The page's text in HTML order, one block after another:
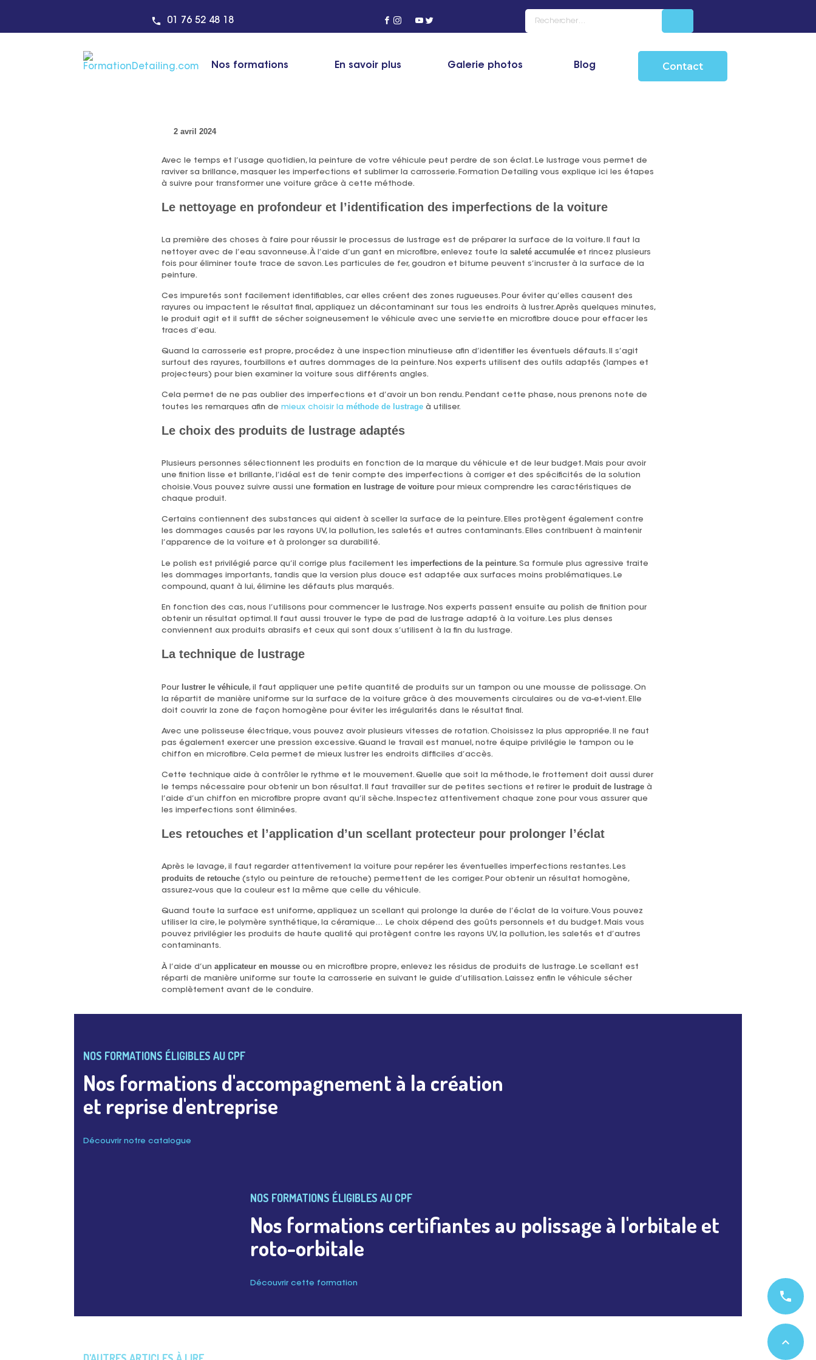
01 76 52 48 18
Nos formations En savoir plus Galerie photos Blog Contact
Étude de cas : transformation d’une voiture grâce au lustrage
2 avril 2024
Avec le temps et l’usage quotidien, la peinture de votre véhicule peut perdre de son éclat. Le lustrage vous permet de
raviver sa brillance, masquer les imperfections et sublimer la carrosserie. Formation Detailing vous explique ici les étapes
à suivre pour transformer une voiture grâce à cette méthode.
Le nettoyage en profondeur et l’identification des imperfections de la voiture
La première des choses à faire pour réussir le processus de lustrage est de préparer la surface de la voiture. Il faut la
nettoyer avec de l’eau savonneuse. À l’aide d’un gant en microfibre, enlevez toute la saleté accumuléeet rincez plusieurs
fois pour éliminer toute trace de savon. Les particules de fer, goudron et bitume peuvent s’incruster à la surface de la
peinture.
Ces impuretés sont facilement identifiables, car elles créent des zones rugueuses. Pour éviter qu’elles causent des
rayures ou impactent le résultat final, appliquez un décontaminant sur tous les endroits à lustrer. Après quelques minutes,
le produit agit et il suffit de sécher soigneusement le véhicule avec une serviette en microfibre douce pour effacer les
traces d’eau.
Quand la carrosserie est propre, procédez à une inspection minutieuse afin d’identifier les éventuels défauts. Il s’agit
surtout des rayures, tourbillons et autres dommages de la peinture. Nos experts utilisent des outils adaptés (lampes et
projecteurs) pour bien examiner la voiture sous différents angles.
Cela permet de ne pas oublier des imperfections et d’avoir un bon rendu. Pendant cette phase, nous prenons note de
toutes les remarques afin de mieux choisir la méthode de lustrageà utiliser.
Le choix des produits de lustrage adaptés
Plusieurs personnes sélectionnent les produits en fonction de la marque du véhicule et de leur budget. Mais pour avoir
une finition lisse et brillante, l’idéal est de tenir compte des imperfections à corriger et des spécificités de la solution
choisie. Vous pouvez suivre aussi une formation en lustrage de voiturepour mieux comprendre les caractéristiques de
chaque produit.
Certains contiennent des substances qui aident à sceller la surface de la peinture. Elles protègent également contre
les dommages causés par les rayons UV, la pollution, les saletés et autres contaminants. Elles contribuent à maintenir
l’apparence de la voiture et à prolonger sa durabilité.
Le polish est privilégié parce qu’il corrige plus facilement les imperfections de la peinture. Sa formule plus agressive traite
les dommages importants, tandis que la version plus douce est adaptée aux surfaces moins problématiques. Le
compound, quant à lui, élimine les défauts plus marqués.
En fonction des cas, nous l’utilisons pour commencer le lustrage. Nos experts passent ensuite au polish de finition pour
obtenir un résultat optimal. Il faut aussi trouver le type de pad de lustrage adapté à la voiture. Les plus denses
conviennent aux produits abrasifs et ceux qui sont doux s’utilisent à la fin du lustrage.
La technique de lustrage
Pour lustrer le véhicule, il faut appliquer une petite quantité de produits sur un tampon ou une mousse de polissage. On
la répartit de manière uniforme sur la surface de la voiture grâce à des mouvements circulaires ou de va-et-vient. Elle
doit couvrir la zone de façon homogène pour éviter les irrégularités dans le résultat final.
Avec une polisseuse électrique, vous pouvez avoir plusieurs vitesses de rotation. Choisissez la plus appropriée. Il ne faut
pas également exercer une pression excessive. Quand le travail est manuel, notre équipe privilégie le tampon ou le
chiffon en microfibre. Cela permet de mieux lustrer les endroits difficiles d’accès.
Cette technique aide à contrôler le rythme et le mouvement. Quelle que soit la méthode, le frottement doit aussi durer
le temps nécessaire pour obtenir un bon résultat. Il faut travailler sur de petites sections et retirer le produit de lustrageà
l’aide d’un chiffon en microfibre propre avant qu’il sèche. Inspectez attentivement chaque zone pour vous assurer que
les imperfections sont éliminées.
Les retouches et l’application d’un scellant protecteur pour prolonger l’éclat
Après le lavage, il faut regarder attentivement la voiture pour repérer les éventuelles imperfections restantes. Les
produits de retouche(stylo ou peinture de retouche) permettent de les corriger. Pour obtenir un résultat homogène,
assurez-vous que la couleur est la même que celle du véhicule.
Quand toute la surface est uniforme, appliquez un scellant qui prolonge la durée de l’éclat de la voiture. Vous pouvez
utiliser la cire, le polymère synthétique, la céramique… Le choix dépend des goûts personnels et du budget. Mais vous
pouvez privilégier les produits de haute qualité qui protègent contre les rayons UV, la pollution, les saletés et d’autres
contaminants.
À l’aide d’un applicateur en mousseou en microfibre propre, enlevez les résidus de produits de lustrage. Le scellant est
réparti de manière uniforme sur toute la carrosserie en suivant le guide d’utilisation. Laissez enfin le véhicule sécher
complètement avant de le conduire.
NOS FORMATIONS ÉLIGIBLES AU CPF
Nos formations d'accompagnement à la création
et reprise d'entreprise
Découvrir notre catalogue
NOS FORMATIONS ÉLIGIBLES AU CPF
Nos formations certifiantes au polissage à l'orbitale et
roto-orbitale
Découvrir cette formation
phone
expand_less